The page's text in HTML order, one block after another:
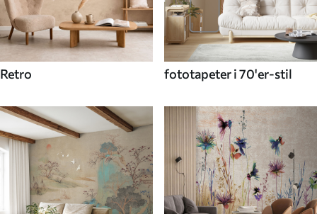
Retro fototapeter i 70'er-stil